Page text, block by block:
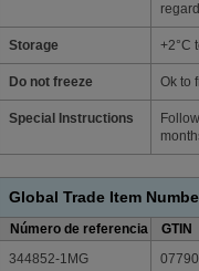
Storage +2°C
Do not freeze Ok to
Special Instructions
Global Trade Item
Número de referencia
GTIN
344852-1MG